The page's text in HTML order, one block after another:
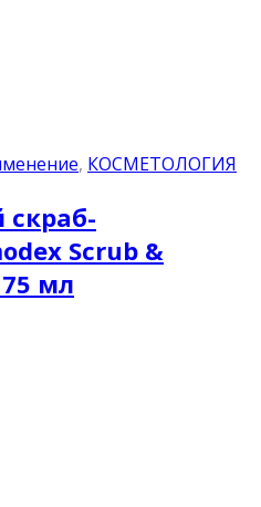
, КОСМЕТОЛОГИЯ
Scrub &
мл